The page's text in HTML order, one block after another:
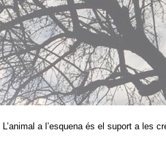
a l’esquena és el suport a les